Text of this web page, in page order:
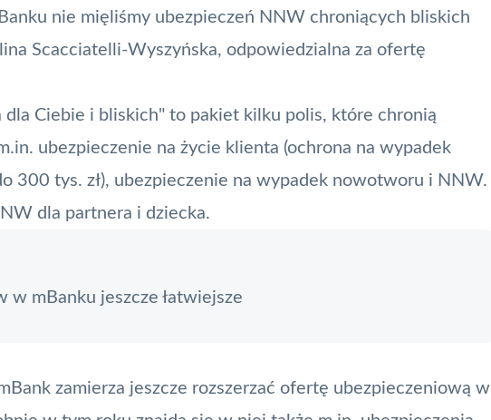
nie mięliśmy ubezpieczeń NNW chroniących bliskich
Scacciatelli-Wyszyńska, odpowiedzialna za ofertę
Ciebie i bliskich" to pakiet kilku polis, które chronią
ubezpieczenie na życie klienta (ochrona na wypadek
300 tys. zł), ubezpieczenie na wypadek nowotworu i NNW.
dla partnera i dziecka.
w mBanku jeszcze łatwiejsze
zamierza jeszcze rozszerzać ofertę ubezpieczeniową w